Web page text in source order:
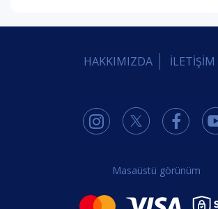
HAKKIMIZDA İLETİŞİM
Masaüstü görünüm